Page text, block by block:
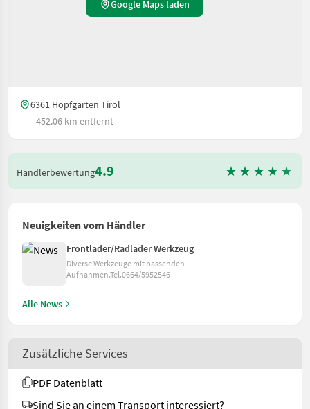
Google Maps laden
6361 Hopfgarten Tirol
452.06 km entfernt
Händlerbewertung4.9
Neuigkeiten vom Händler
Frontlader/Radlader Werkzeug
Diverse Werkzeuge mit passenden
Aufnahmen.Tel.0664/5952546
Alle News
Zusätzliche Services
PDF Datenblatt
Sind Sie an einem Transport interessiert?